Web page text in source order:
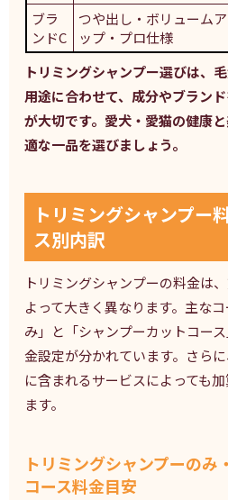
ブラ
ンドC
つや出し・ボリュームア
ップ・プロ仕様
トリミングシャンプー選びは、
用途に合わせて、成分やブラン
が大切です。愛犬・愛猫の健康
適な一品を選びましょう。
トリミングシャンプー
ス別内訳
トリミングシャンプーの料金は
よって大きく異なります。主な
み」と「シャンプーカットコー
金設定が分かれています。さら
に含まれるサービスによっても
ます。
トリミングシャンプーのみ
コース料金目安